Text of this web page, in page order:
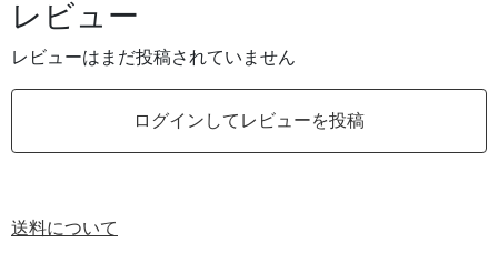
レビュー
レビューはまだ投稿されていません
ログインしてレビューを投稿
送料について